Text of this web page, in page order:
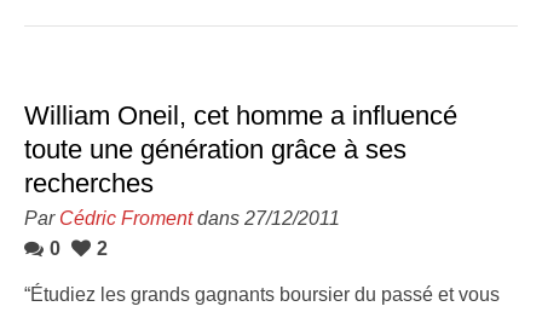
William Oneil, cet homme a influencé
toute une génération grâce à ses
recherches
Par Cédric Fromentdans 27/12/2011
0
2
“Étudiez les grands gagnants boursier du passé et vous